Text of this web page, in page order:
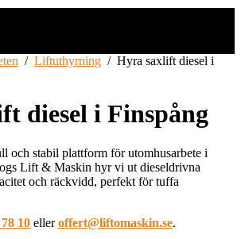
/ Liftuthyrning / Hyra saxlift diesel i
diesel i Finspång
och stabil plattform för utomhusarbete i
Lift & Maskin hyr vi ut dieseldrivna
och räckvidd, perfekt för tuffa
10 elleroffert@liftomaskin.se.